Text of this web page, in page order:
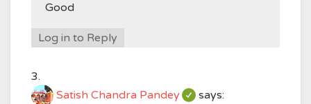
Good
Log in to Reply
Satish Chandra Pandey says: